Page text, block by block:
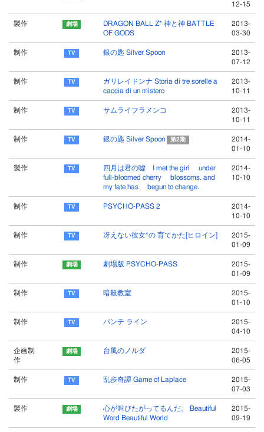
12-15
製作
DRAGON BALL Z* 神と神 BATTLE
OF GODS
2013-
03-30
制作 銀の匙 Silver Spoon
2013-
07-12
制作
ガリレイドンナ Storia di tre sorelle a
caccia di un mistero
2013-
10-11
制作 サムライフラメンコ
2013-
10-11
制作 銀の匙 Silver Spoon 第2期
2014-
01-10
製作
四月は君の嘘 I met the girl under
full-bloomed cherry blossoms. and
my fate has begun to change.
2014-
10-10
制作 PSYCHO-PASS 2
2014-
10-10
制作 冴えない彼女*の 育てかた[ヒロイン]
2015-
01-09
制作 劇場版 PSYCHO-PASS
2015-
01-09
制作 暗殺教室
2015-
01-10
制作 パンチ ライン
2015-
04-10
企画制
作
台風のノルダ
2015-
06-05
制作 乱歩奇譚 Game of Laplace
2015-
07-03
製作
心が叫びたがってるんだ。 Beautiful
Word Beautiful World
2015-
09-19